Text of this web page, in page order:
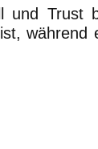
und